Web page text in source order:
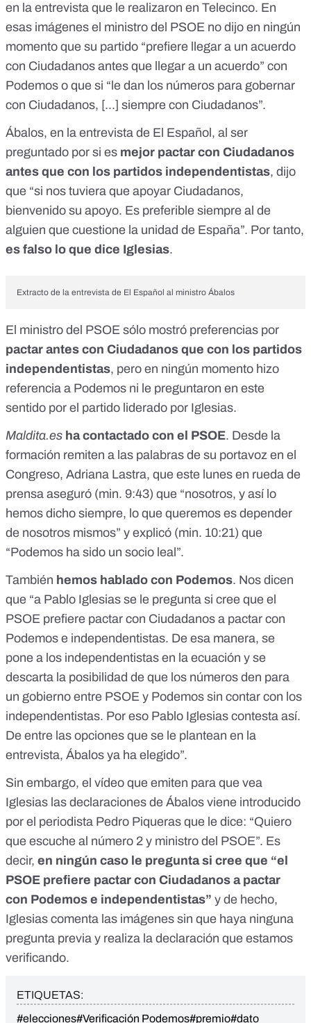
en la entrevista que le realizaron en Telecinco. En
esas imágenes el ministro del PSOE no dijo en ningún
momento que su partido “prefiere llegar a un acuerdo
con Ciudadanos antes que llegar a un acuerdo” con
Podemos o que si “le dan los números para gobernar
con Ciudadanos, [...] siempre con Ciudadanos”.
Ábalos, en la entrevista de El Español, al ser
preguntado por si es mejor pactar con Ciudadanos
antes que con los partidos independentistas, dijo
que “si nos tuviera que apoyar Ciudadanos,
bienvenido su apoyo. Es preferible siempre al de
alguien que cuestione la unidad de España”. Por tanto,
es falso lo que dice Iglesias.
Extracto de la entrevista de El Español al ministro Ábalos
El ministro del PSOE sólo mostró preferencias por
pactar antes con Ciudadanos que con los partidos
independentistas, pero en ningún momento hizo
referencia a Podemos ni le preguntaron en este
sentido por el partido liderado por Iglesias.
Maldita.es ha contactado con el PSOE. Desde la
formación remiten a las palabras de su portavoz en el
Congreso, Adriana Lastra, que este lunes en rueda de
prensa aseguró (min. 9:43) que “nosotros, y así lo
hemos dicho siempre, lo que queremos es depender
de nosotros mismos” y explicó (min. 10:21) que
“Podemos ha sido un socio leal”.
También hemos hablado con Podemos. Nos dicen
que “a Pablo Iglesias se le pregunta si cree que el
PSOE prefiere pactar con Ciudadanos a pactar con
Podemos e independentistas. De esa manera, se
pone a los independentistas en la ecuación y se
descarta la posibilidad de que los números den para
un gobierno entre PSOE y Podemos sin contar con los
independentistas. Por eso Pablo Iglesias contesta así.
De entre las opciones que se le plantean en la
entrevista, Ábalos ya ha elegido”.
Sin embargo, el vídeo que emiten para que vea
Iglesias las declaraciones de Ábalos viene introducido
por el periodista Pedro Piqueras que le dice: “Quiero
que escuche al número 2 y ministro del PSOE”. Es
decir, en ningún caso le pregunta si cree que “el
PSOE prefiere pactar con Ciudadanos a pactar
con Podemos e independentistas” y de hecho,
Iglesias comenta las imágenes sin que haya ninguna
pregunta previa y realiza la declaración que estamos
verificando.
ETIQUETAS:
#elecciones#Verificación Podemos#premio#dato